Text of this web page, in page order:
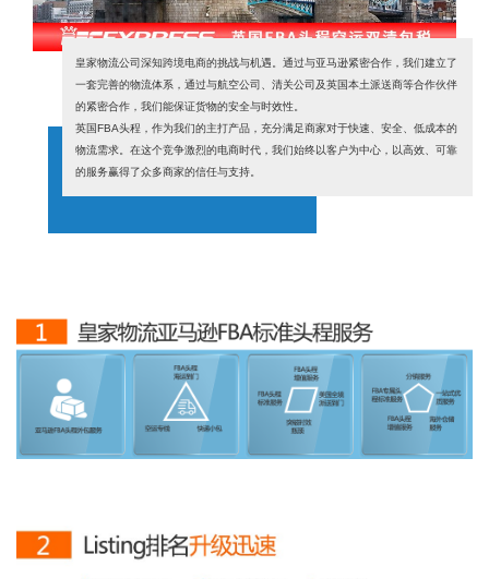
皇家物流公司深知跨境电商的挑战与机遇。通过与亚马逊紧密合作，我们建立了
一套完善的物流体系，通过与航空公司、清关公司及英国本土派送商等合作伙伴
的紧密合作，我们能保证货物的安全与时效性。
英国FBA头程，作为我们的主打产品，充分满足商家对于快速、安全、低成本的
物流需求。在这个竞争激烈的电商时代，我们始终以客户为中心，以高效、可靠
的服务赢得了众多商家的信任与支持。